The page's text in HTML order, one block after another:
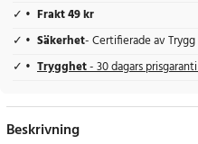
Frakt 49 kr
Säkerhet- Certifierade av
Trygghet- 30 dagars
Beskrivning